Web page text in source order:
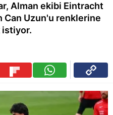
Alman ekibi Eintracht
Can Uzun'u renklerine
istiyor.